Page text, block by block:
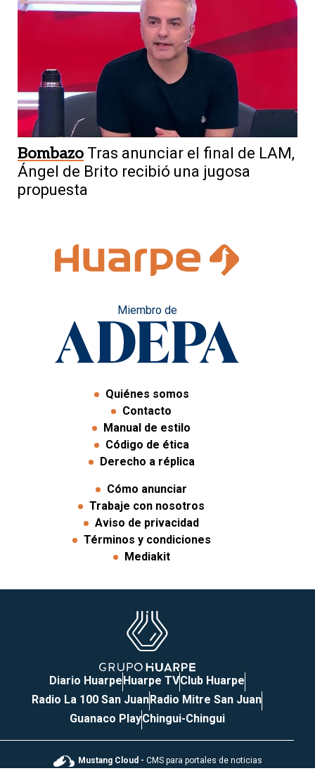
Bombazo Tras anunciar el final de LAM,
Ángel de Brito recibió una jugosa
propuesta
Miembro de
Quiénes somos
Contacto
Manual de estilo
Código de ética
Derecho a réplica
Cómo anunciar
Trabaje con nosotros
Aviso de privacidad
Términos y condiciones
Mediakit
Diario HuarpeHuarpe TVClub Huarpe
Radio La 100 San JuanRadio Mitre San Juan
Guanaco PlayChingui-Chingui
Mustang Cloud - CMS para portales de noticias